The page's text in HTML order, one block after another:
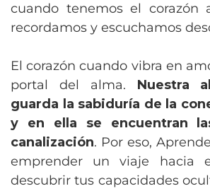
cuando tenemos el corazón
recordamos y escuchamos
El corazón cuando vibra en
portal del alma. Nuestra
guarda la sabiduría de la
y en ella se encuentran
canalización. Por eso,
emprender un viaje hacia
descubrir tus capacidades